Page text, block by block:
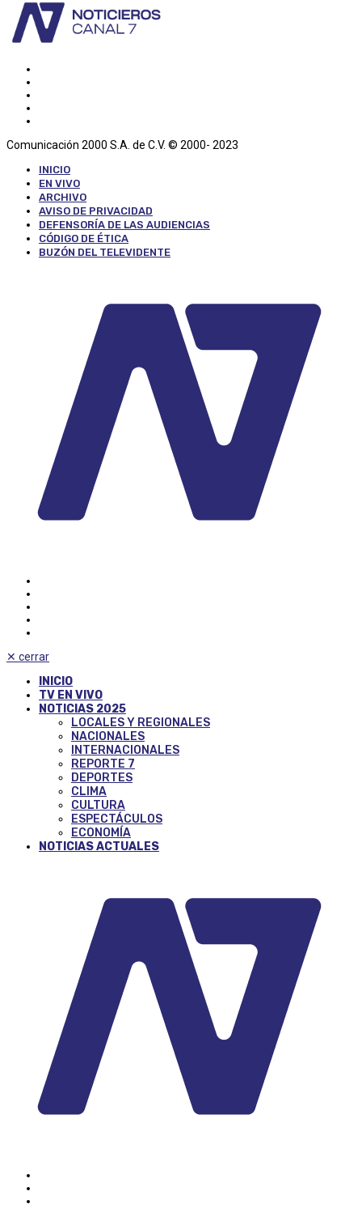
Comunicación 2000 S.A. de C.V. © 2000- 2023
INICIO
EN VIVO
ARCHIVO
AVISO DE PRIVACIDAD
DEFENSORÍA DE LAS AUDIENCIAS
CÓDIGO DE ÉTICA
BUZÓN DEL TELEVIDENTE
✕ cerrar
INICIO
TV EN VIVO
NOTICIAS 2025
LOCALES Y REGIONALES
NACIONALES
INTERNACIONALES
REPORTE 7
DEPORTES
CLIMA
CULTURA
ESPECTÁCULOS
ECONOMÍA
NOTICIAS ACTUALES